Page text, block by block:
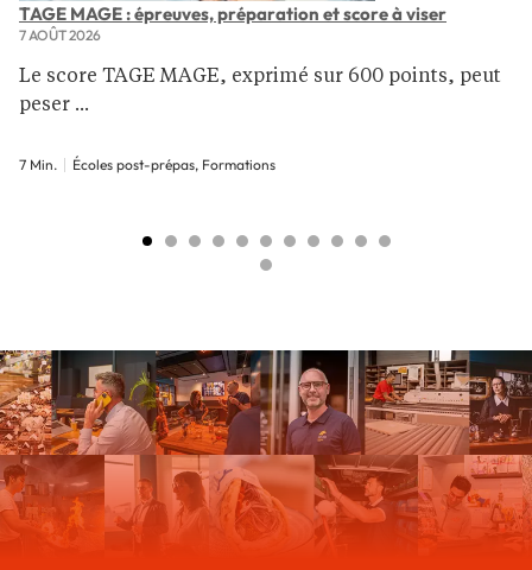
TAGE MAGE : épreuves, préparation et score à viser
7 AOÛT 2026
Le score TAGE MAGE, exprimé sur 600 points, peut
peser ...
7 Min. Écoles post-prépas, Formations